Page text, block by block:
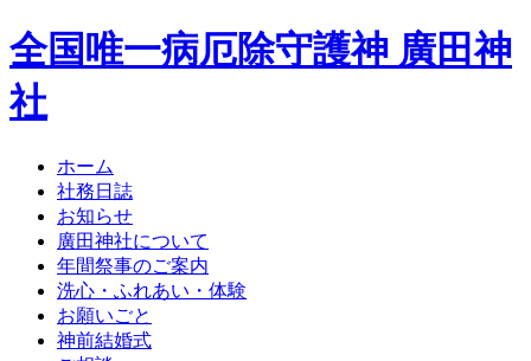
全国唯一病厄除守護神 廣田神
社
ホーム
社務日誌
お知らせ
廣田神社について
年間祭事のご案内
洗心・ふれあい・体験
お願いごと
神前結婚式